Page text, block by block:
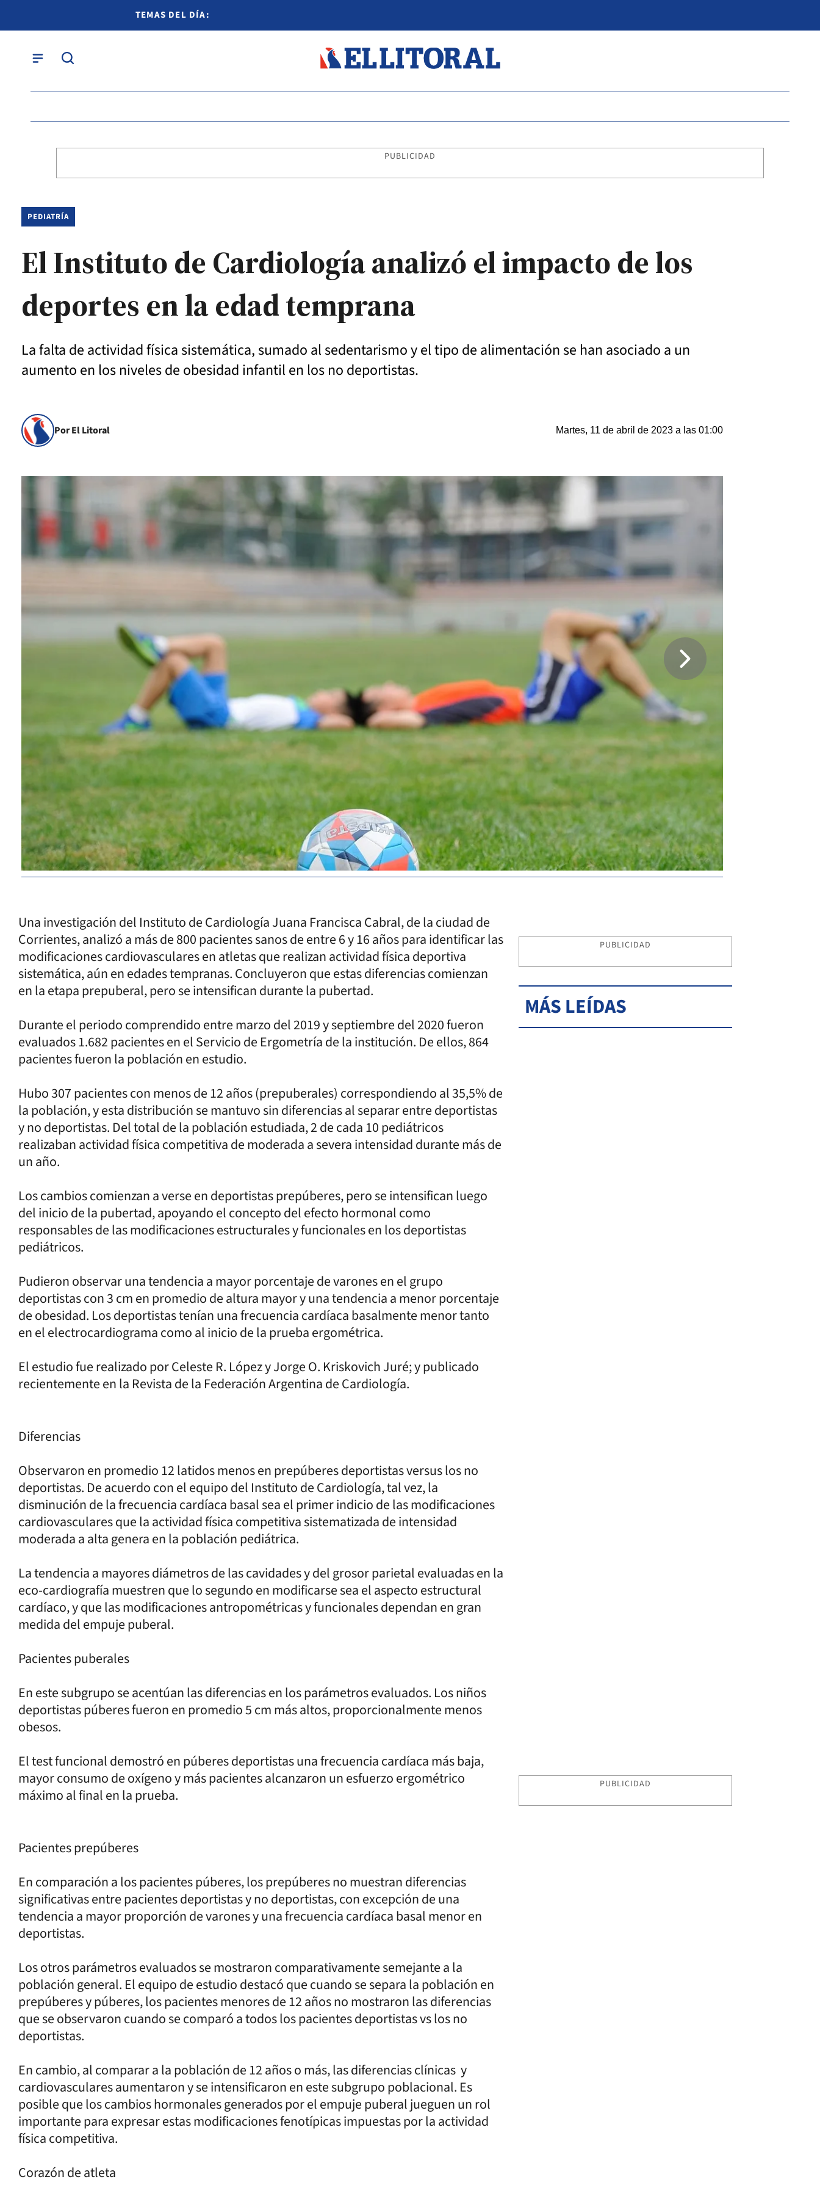
TEMAS DEL DÍA:
PUBLICIDAD
PEDIATRÍA
El Instituto de Cardiología analizó el impacto de los
deportes en la edad temprana
La falta de actividad física sistemática, sumado al sedentarismo y el tipo de alimentación se han asociado a un
aumento en los niveles de obesidad infantil en los no deportistas.
Por El Litoral Martes, 11 de abril de 2023 a las 01:00
Una investigación del Instituto de Cardiología Juana Francisca Cabral, de la ciudad de
Corrientes, analizó a más de 800 pacientes sanos de entre 6 y 16 años para identificar las
modificaciones cardiovasculares en atletas que realizan actividad física deportiva
sistemática, aún en edades tempranas. Concluyeron que estas diferencias comienzan
en la etapa prepuberal, pero se intensifican durante la pubertad.
Durante el periodo comprendido entre marzo del 2019 y septiembre del 2020 fueron
evaluados 1.682 pacientes en el Servicio de Ergometría de la institución. De ellos, 864
pacientes fueron la población en estudio.
Hubo 307 pacientes con menos de 12 años (prepuberales) correspondiendo al 35,5% de
la población, y esta distribución se mantuvo sin diferencias al separar entre deportistas
y no deportistas. Del total de la población estudiada, 2 de cada 10 pediátricos
realizaban actividad física competitiva de moderada a severa intensidad durante más de
un año.
Los cambios comienzan a verse en deportistas prepúberes, pero se intensifican luego
del inicio de la pubertad, apoyando el concepto del efecto hormonal como
responsables de las modificaciones estructurales y funcionales en los deportistas
pediátricos.
Pudieron observar una tendencia a mayor porcentaje de varones en el grupo
deportistas con 3 cm en promedio de altura mayor y una tendencia a menor porcentaje
de obesidad. Los deportistas tenían una frecuencia cardíaca basalmente menor tanto
en el electrocardiograma como al inicio de la prueba ergométrica.
El estudio fue realizado por Celeste R. López y Jorge O. Kriskovich Juré; y publicado
recientemente en la Revista de la Federación Argentina de Cardiología.
Diferencias
Observaron en promedio 12 latidos menos en prepúberes deportistas versus los no
deportistas. De acuerdo con el equipo del Instituto de Cardiología, tal vez, la
disminución de la frecuencia cardíaca basal sea el primer indicio de las modificaciones
cardiovasculares que la actividad física competitiva sistematizada de intensidad
moderada a alta genera en la población pediátrica.
La tendencia a mayores diámetros de las cavidades y del grosor parietal evaluadas en la
eco-cardiografía muestren que lo segundo en modificarse sea el aspecto estructural
cardíaco, y que las modificaciones antropométricas y funcionales dependan en gran
medida del empuje puberal.
Pacientes puberales
En este subgrupo se acentúan las diferencias en los parámetros evaluados. Los niños
deportistas púberes fueron en promedio 5 cm más altos, proporcionalmente menos
obesos.
El test funcional demostró en púberes deportistas una frecuencia cardíaca más baja,
mayor consumo de oxígeno y más pacientes alcanzaron un esfuerzo ergométrico
máximo al final en la prueba.
Pacientes prepúberes
En comparación a los pacientes púberes, los prepúberes no muestran diferencias
significativas entre pacientes deportistas y no deportistas, con excepción de una
tendencia a mayor proporción de varones y una frecuencia cardíaca basal menor en
deportistas.
Los otros parámetros evaluados se mostraron comparativamente semejante a la
población general. El equipo de estudio destacó que cuando se separa la población en
prepúberes y púberes, los pacientes menores de 12 años no mostraron las diferencias
que se observaron cuando se comparó a todos los pacientes deportistas vs los no
deportistas.
En cambio, al comparar a la población de 12 años o más, las diferencias clínicas y
cardiovasculares aumentaron y se intensificaron en este subgrupo poblacional. Es
posible que los cambios hormonales generados por el empuje puberal jueguen un rol
importante para expresar estas modificaciones fenotípicas impuestas por la actividad
física competitiva.
Corazón de atleta
PUBLICIDAD
MÁS LEÍDAS
PUBLICIDAD